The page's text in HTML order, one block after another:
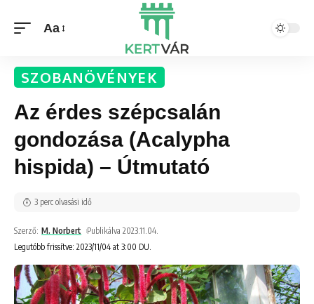
Aa
SZOBANÖVÉNYEK
Az érdes szépcsalán
gondozása (Acalypha
hispida) – Útmutató
Legutóbb frissítve: 2023/11/04 at 3:00 DU.
Szerző: M. Norbert Publikálva 2023.11.04.
3 perc olvasási idő